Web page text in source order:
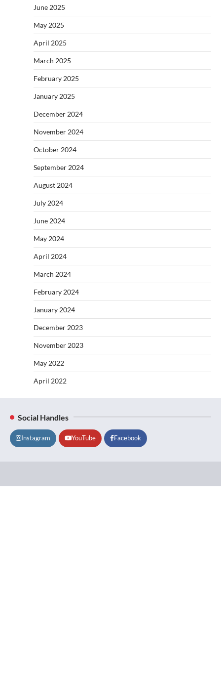
June 2025
May 2025
April 2025
March 2025
February 2025
January 2025
December 2024
November 2024
October 2024
September 2024
August 2024
July 2024
June 2024
May 2024
April 2024
March 2024
February 2024
January 2024
December 2023
November 2023
May 2022
April 2022
Social Handles
Instagram YouTube Facebook